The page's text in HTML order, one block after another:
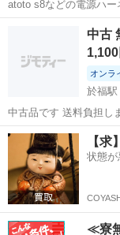
atoto s8などの電源ハ
周
中古
1,100
オンラ
於福駅
中古品です 送料負担します 評細は↓にな
https://www.buffalo.jp/product/
たします
山口 美祢市 於
【求
状態が
COYASH
≪寮